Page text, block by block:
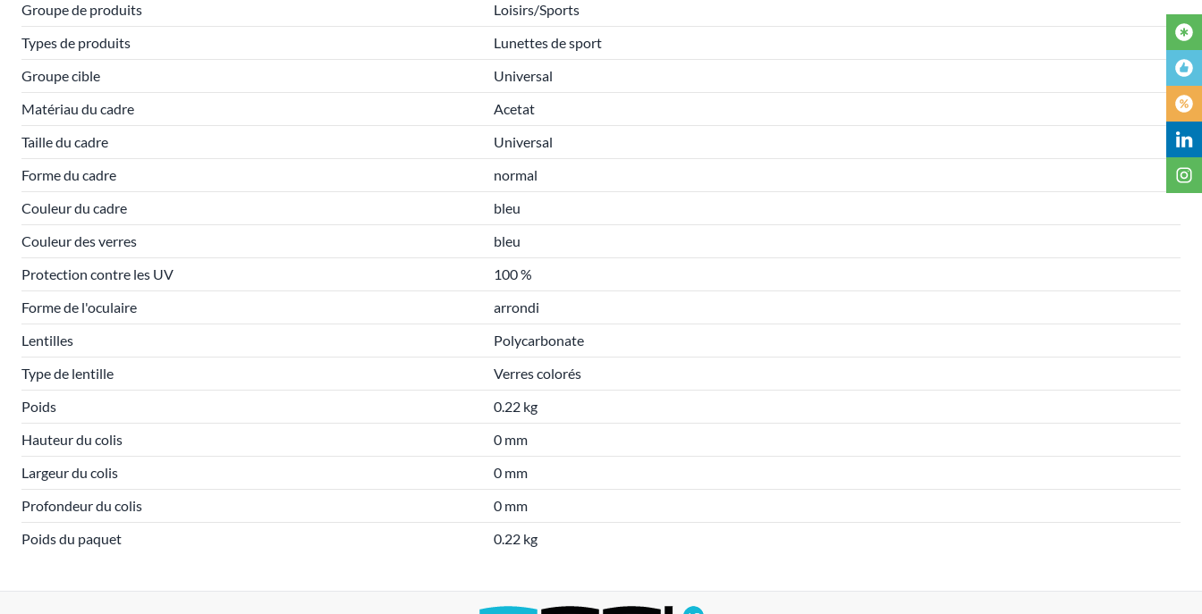
Groupe de produits
Loisirs/Sports
Types de produits
Lunettes de sport
Groupe cible
Universal
Matériau du cadre
Acetat
Taille du cadre
Universal
Forme du cadre
normal
Couleur du cadre
bleu
Couleur des verres
bleu
Protection contre les UV
100 %
Forme de l'oculaire
arrondi
Lentilles
Polycarbonate
Type de lentille
Verres colorés
Poids
0.22 kg
Hauteur du colis
0 mm
Largeur du colis
0 mm
Profondeur du colis
0 mm
Poids du paquet
0.22 kg